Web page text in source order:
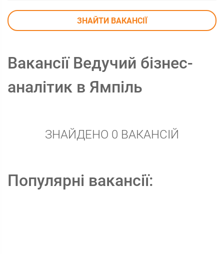
ЗНАЙТИ ВАКАНСІЇ
Вакансії Ведучий бізнес-
аналітик в Ямпіль
ЗНАЙДЕНО 0 ВАКАНСІЙ
Популярні вакансії: